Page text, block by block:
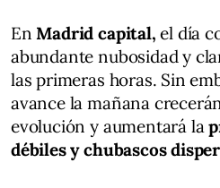
EnMadrid capital, el día
abundante nubosidad y
las primeras horas. Sin
avance la mañana
evolución y aumentará la
débiles y chubascos